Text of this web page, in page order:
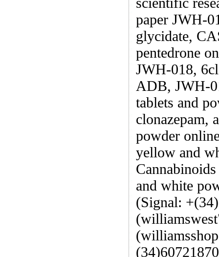
paper JWH-
glycidate,
pentedrone
JWH-018,
ADB, JWH-
tablets and
clonazepam,
powder
yellow and
and white
(Signal: